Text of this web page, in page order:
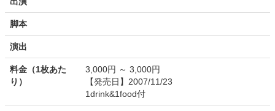
脚本
演出
料金（1枚あた
り）
3,000円 ～ 3,000円
【発売日】2007/11/23
1drink&1food付